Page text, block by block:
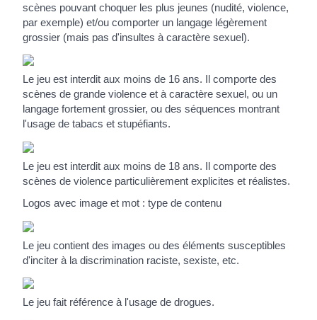
scènes pouvant choquer les plus jeunes (nudité, violence,
par exemple) et/ou comporter un langage légèrement
grossier (mais pas d'insultes à caractère sexuel).
Le jeu est interdit aux moins de 16 ans. Il comporte des
scènes de grande violence et à caractère sexuel, ou un
langage fortement grossier, ou des séquences montrant
l'usage de tabacs et stupéfiants.
Le jeu est interdit aux moins de 18 ans. Il comporte des
scènes de violence particulièrement explicites et réalistes.
Logos avec image et mot : type de contenu
Le jeu contient des images ou des éléments susceptibles
d'inciter à la discrimination raciste, sexiste, etc.
Le jeu fait référence à l'usage de drogues.